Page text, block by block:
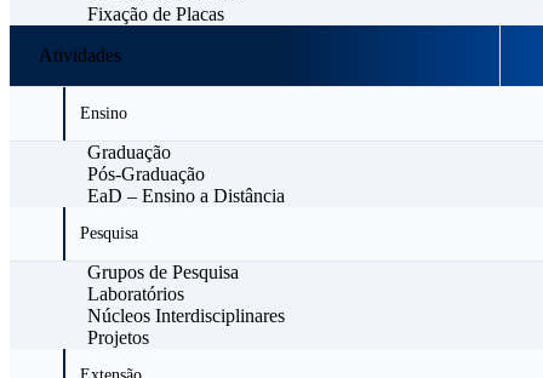
Fixação de Placas
Atividades
Ensino
Graduação
Pós-Graduação
EaD – Ensino a Distância
Pesquisa
Grupos de Pesquisa
Laboratórios
Núcleos Interdisciplinares
Projetos